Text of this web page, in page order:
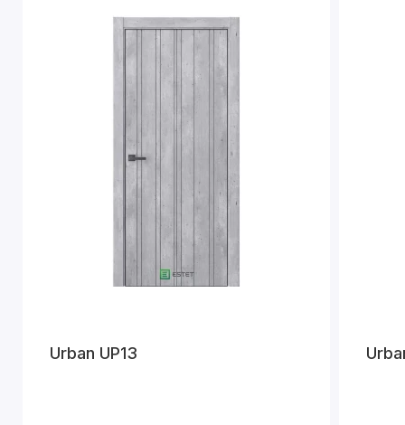
Urban UP13